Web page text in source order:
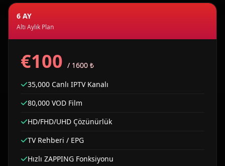
6 AY
Altı Aylık Plan
€100 / 1600 ₺
35,000 Canlı IPTV Kanalı
80,000 VOD Film
HD/FHD/UHD Çözünürlük
TV Rehberi / EPG
Hızlı ZAPPING Fonksiyonu